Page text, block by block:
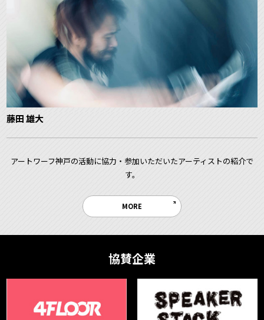
藤田 雄大
アートワーフ神戸の活動に協力・参加いただいたアーティストの紹介で
す。
MORE
協賛企業